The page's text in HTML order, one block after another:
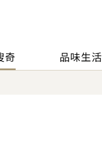
奇 品味生活